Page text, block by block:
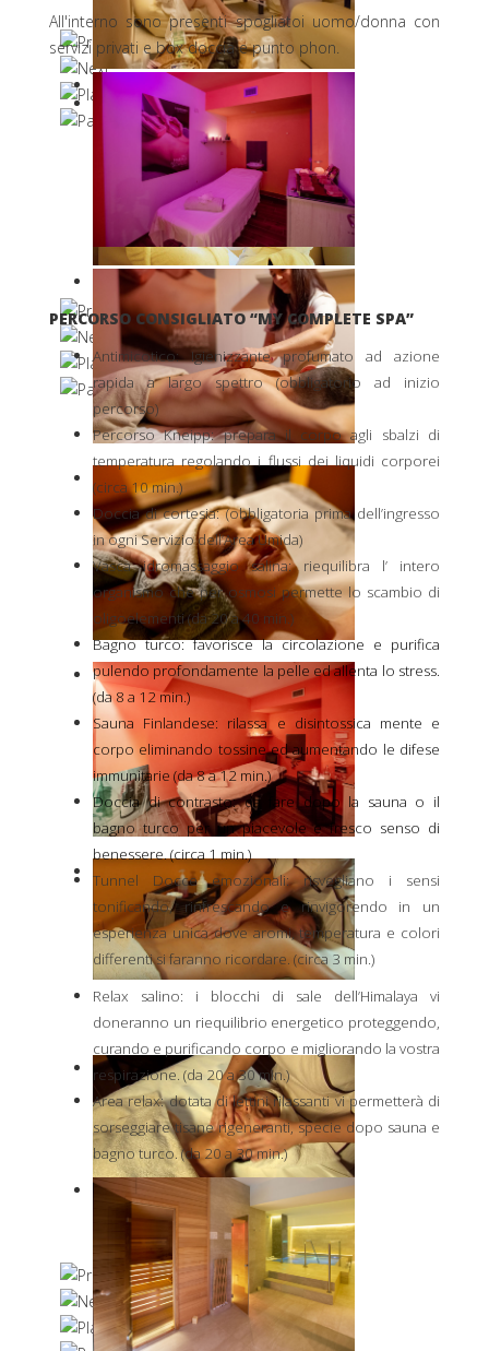
All'interno sono presenti spogliatoi uomo/donna con
servizi privati e box doccia e punto phon.
PERCORSO CONSIGLIATO “MY COMPLETE SPA”
Antimicotico: Igienizzante profumato ad azione
rapida a largo spettro (obbligatorio ad inizio
percorso)
Percorso Kneipp: prepara il corpo agli sbalzi di
temperatura regolando i flussi dei liquidi corporei
(circa 10 min.)
Doccia di cortesia: (obbligatoria prima dell’ingresso
in ogni Servizio dell’Area Umida)
Vasca idromassaggio salina: riequilibra l’ intero
organismo che per osmosi permette lo scambio di
oligoelementi (da 20 a 40 min.)
Bagno turco: favorisce la circolazione e purifica
pulendo profondamente la pelle ed allenta lo stress.
(da 8 a 12 min.)
Sauna Finlandese: rilassa e disintossica mente e
corpo eliminando tossine ed aumentando le difese
immunitarie (da 8 a 12 min.)
Doccia di contrasto: da fare dopo la sauna o il
bagno turco per un piacevole e fresco senso di
benessere. (circa 1 min.)
Tunnel Docce emozionali: risvegliano i sensi
tonificando, rinfrescando e rinvigorendo in un
esperienza unica dove aromi, temperatura e colori
differenti si faranno ricordare. (circa 3 min.)
Relax salino: i blocchi di sale dell’Himalaya vi
doneranno un riequilibrio energetico proteggendo,
curando e purificando corpo e migliorando la vostra
respirazione. (da 20 a 30 min.)
Area relax: dotata di lettini rilassanti vi permetterà di
sorseggiare tisane rigeneranti, specie dopo sauna e
bagno turco. (da 20 a 30 min.)